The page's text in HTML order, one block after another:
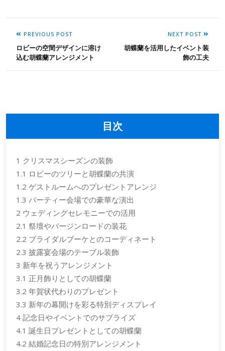
PREVIOUS POST
ロビーの空間デザインに溶け
込む胡蝶蘭アレンジメント
NEXT POST
胡蝶蘭を活用したイベント装
飾の工夫
目次
1 クリスマスシーズンの装飾
1.1 ロビーのツリーと胡蝶蘭の共演
1.2 ゲストルームへのプレゼントアレンジ
1.3 パーティー会場での豪華な演出
2 ウェディングセレモニーでの活用
2.1 祭壇やバージンロードの装花
2.2 ブライダルブーケとのコーディネート
2.3 披露宴会場のテーブル装飾
3 新年を祝うアレンジメント
3.1 正月飾りとしての胡蝶蘭
3.2 年賀状代わりのプレゼント
3.3 新年の幕開けを彩る特別ディスプレイ
4 記念日やイベントでのサプライズ
4.1 誕生日プレゼントとしての胡蝶蘭
4.2 結婚記念日の特別アレンジメント